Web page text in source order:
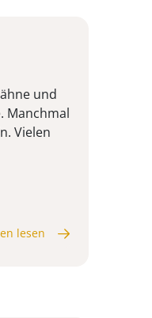
und
Manchmal
Vielen
lesen